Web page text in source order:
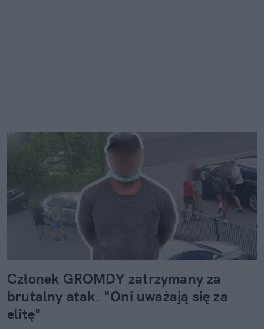
Członek GROMDY zatrzymany za
brutalny atak. "Oni uważają się za
elitę"